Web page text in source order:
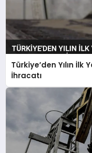
Türkiye’den Yılın İlk
İhracatı